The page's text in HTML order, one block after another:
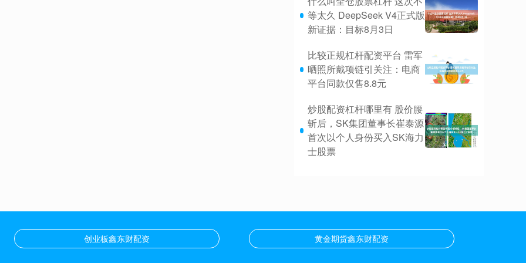
等太久 DeepSeek V4正式版
新证据：目标8月3日
比较正规杠杆配资平台 雷军
晒照所戴项链引关注：电商
平台同款仅售8.8元
炒股配资杠杆哪里有 股价腰
斩后，SK集团董事长崔泰源
首次以个人身份买入SK海力
士股票
创业板鑫东财配资 黄金期货鑫东财配资